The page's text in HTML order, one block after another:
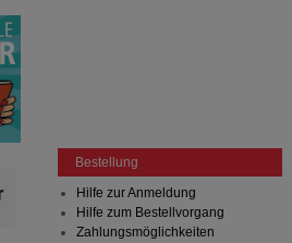
Bestellung
Hilfe zur Anmeldung
Hilfe zum Bestellvorgang
Zahlungsmöglichkeiten